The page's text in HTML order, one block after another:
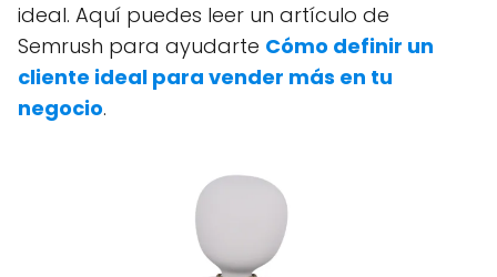
ideal. Aquí puedes leer un artículo de
Semrush para ayudarte Cómo definir un
cliente ideal para vender más en tu
negocio.